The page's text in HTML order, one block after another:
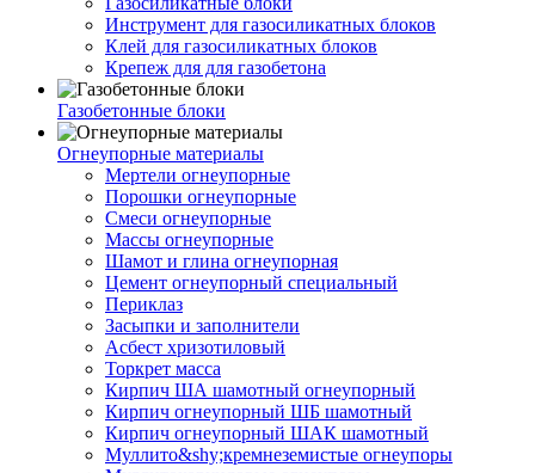
Инструмент для газосиликатных блоков
Клей для газосиликатных блоков
Крепеж для для газобетона
Газобетонные блоки
Огнеупорные материалы
Мертели огнеупорные
Порошки огнеупорные
Смеси огнеупорные
Массы огнеупорные
Шамот и глина огнеупорная
Цемент огнеупорный специальный
Периклаз
Засыпки и заполнители
Асбест хризотиловый
Торкрет масса
Кирпич ША шамотный огнеупорный
Кирпич огнеупорный ШБ шамотный
Кирпич огнеупорный ШАК шамотный
Муллито&shy;­кремнеземистые огнеупоры